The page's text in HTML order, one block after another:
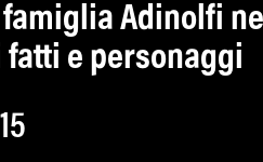
Adinolfi
e personaggi